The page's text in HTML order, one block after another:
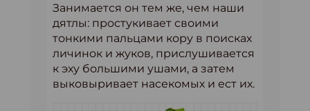
Занимается он тем же, чем наши
дятлы: простукивает своими
тонкими пальцами кору в поисках
личинок и жуков, прислушивается
к эху большими ушами, а затем
выковыривает насекомых и ест их.